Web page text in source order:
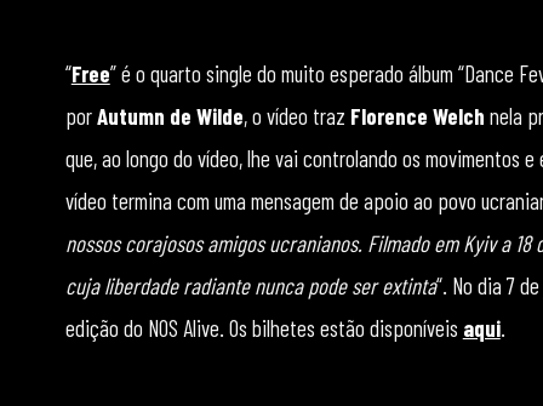
“Free” é o quarto single do muito esperado álbum “Dance
porAutumn de Wilde, o vídeo traz Florence Welch nela
que, ao longo do vídeo, lhe vai controlando os movimentos e
vídeo termina com uma mensagem de apoio ao povo
nossos corajosos amigos ucranianos. Filmado em Kyiv a
cuja liberdade radiante nunca pode ser extinta“. No dia 7
edição do NOS Alive. Os bilhetes estão disponíveis aqui.